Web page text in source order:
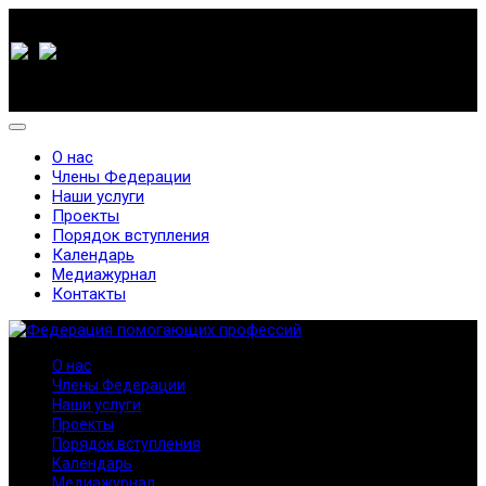
О нас
Члены Федерации
Наши услуги
Проекты
Порядок вступления
Календарь
Медиажурнал
Контакты
О нас
Члены Федерации
Наши услуги
Проекты
Порядок вступления
Календарь